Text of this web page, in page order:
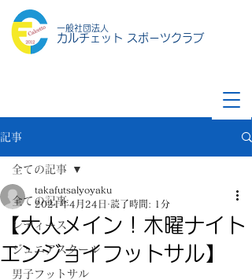
一般社団法人
カルチェット スポーツクラブ
記事
全ての記事
レディース
ジュニアスクール
男子フットサル
全ての記事
【大人メイン！木曜ナイト
エンジョイフットサル】
takafutsalyoyaku
2021年4月24日 読了時間: 1分